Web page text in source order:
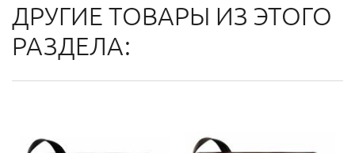
ДРУГИЕ ТОВАРЫ ИЗ ЭТОГО
РАЗДЕЛА: